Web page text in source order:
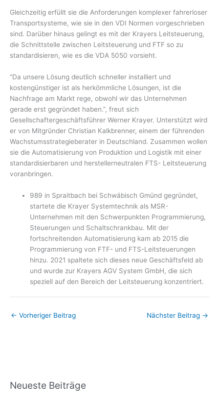
Gleichzeitig erfüllt sie die Anforderungen komplexer fahrerloser
Transportsysteme, wie sie in den VDI Normen vorgeschrieben
sind. Darüber hinaus gelingt es mit der Krayers Leitsteuerung,
die Schnittstelle zwischen Leitsteuerung und FTF so zu
standardisieren, wie es die VDA 5050 vorsieht.
“Da unsere Lösung deutlich schneller installiert und
kostengünstiger ist als herkömmliche Lösungen, ist die
Nachfrage am Markt rege, obwohl wir das Unternehmen
gerade erst gegründet haben.”, freut sich
Gesellschaftergeschäftsführer Werner Krayer. Unterstützt wird
er von Mitgründer Christian Kalkbrenner, einem der führenden
Wachstumsstrategieberater in Deutschland. Zusammen wollen
sie die Automatisierung von Produktion und Logistik mit einer
standardisierbaren und herstellerneutralen FTS- Leitsteuerung
voranbringen.
989 in Spraitbach bei Schwäbisch Gmünd gegründet,
startete die Krayer Systemtechnik als MSR-
Unternehmen mit den Schwerpunkten Programmierung,
Steuerungen und Schaltschrankbau. Mit der
fortschreitenden Automatisierung kam ab 2015 die
Programmierung von FTF- und FTS-Leitsteuerungen
hinzu. 2021 spaltete sich dieses neue Geschäftsfeld ab
und wurde zur Krayers AGV System GmbH, die sich
speziell auf den Bereich der Leitsteuerung konzentriert.
← Vorheriger Beitrag Nächster Beitrag →
Neueste Beiträge